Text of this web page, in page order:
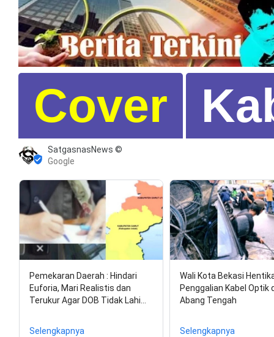
Cover
SatgasnasNews ©
Google
Pemekaran Daerah : Hindari
Euforia, Mari Realistis dan
Terukur Agar DOB Tidak Lahi…
Selengkapnya
Wali Kota Bekasi
Penggalian Kabel Optik
Abang Tengah
Selengkapnya